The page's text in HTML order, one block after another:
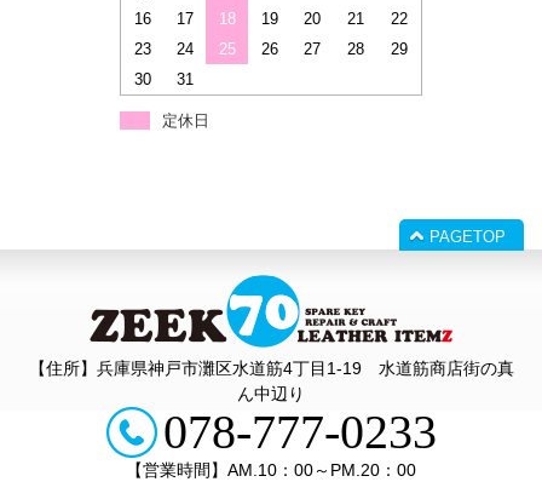
16
17 18 19 20 21
22
23
24 25 26 27 28
29
30
31
定休日
PAGETOP
【住所】兵庫県神戸市灘区水道筋4丁目1‐19 水道筋商店街の真
ん中辺り
078-777-0233
【営業時間】AM.10：00～PM.20：00